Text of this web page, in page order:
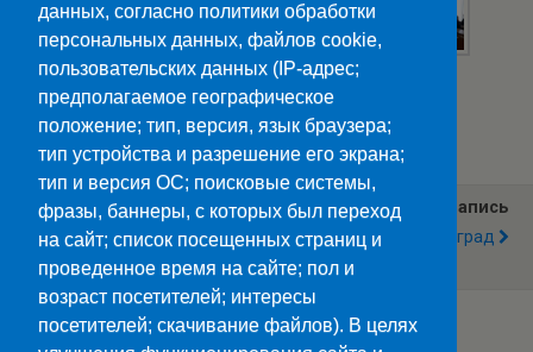
Категории:Новости
Предыдущая Запись
Идёт «Огневая
Следующая Запись
Непокоренный Ленинград
данных, согласно политики обработки
персональных данных, файлов cookie,
пользовательских данных (IP-адрес;
предполагаемое географическое
положение; тип, версия, язык браузера;
тип устройства и разрешение его экрана;
тип и версия ОС; поисковые системы,
фразы, баннеры, с которых был переход
на сайт; список посещенных страниц и
проведенное время на сайте; пол и
возраст посетителей; интересы
посетителей; скачивание файлов). В целях